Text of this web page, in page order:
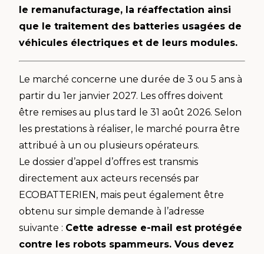
le remanufacturage, la réaffectation ainsi
que le traitement des batteries usagées de
véhicules électriques et de leurs modules.
Le marché concerne une durée de 3 ou 5 ans à
partir du 1er janvier 2027. Les offres doivent
être remises au plus tard le 31 août 2026. Selon
les prestations à réaliser, le marché pourra être
attribué à un ou plusieurs opérateurs.
Le dossier d’appel d’offres est transmis
directement aux acteurs recensés par
ECOBATTERIEN, mais peut également être
obtenu sur simple demande à l’adresse
suivante : Cette adresse e-mail est protégée
contre les robots spammeurs. Vous devez